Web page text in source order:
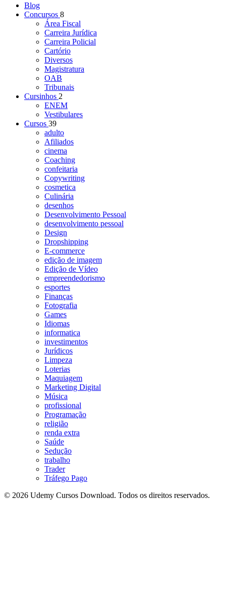
Blog
Concursos 8
Área Fiscal
Carreira Jurídica
Carreira Policial
Cartório
Diversos
Magistratura
OAB
Tribunais
Cursinhos 2
ENEM
Vestibulares
Cursos 39
adulto
Afiliados
cinema
Coaching
confeitaria
Copywriting
cosmetica
Culinária
desenhos
Desenvolvimento Pessoal
desenvolvimento pessoal
Design
Dropshipping
E-commerce
edição de imagem
Edição de Vídeo
empreendedorismo
esportes
Finanças
Fotografia
Games
Idiomas
informatica
investimentos
Jurídicos
Limpeza
Loterias
Maquiagem
Marketing Digital
Música
profissional
Programação
religião
renda extra
Saúde
Sedução
trabalho
Trader
Tráfego Pago
© 2026 Udemy Cursos Download. Todos os direitos reservados.